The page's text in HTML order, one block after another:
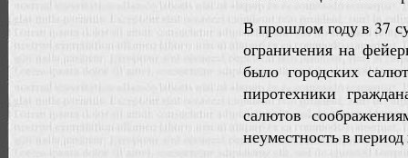
В прошлом году в 37
ограничения на
было городских
пиротехники
салютов
неуместность в